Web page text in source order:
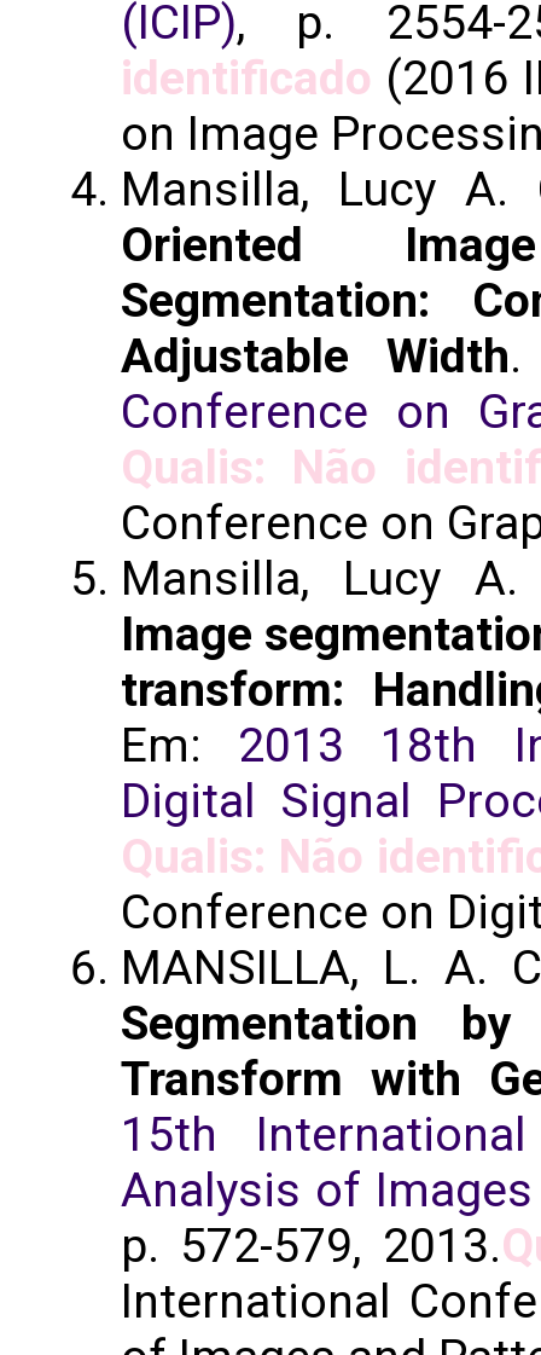
(ICIP), p. 2554-
identificado (2016
on Image
Mansilla, Lucy A.
Oriented
Segmentation:
Adjustable Width
Conference on
Qualis: Não
Conference on
Mansilla, Lucy A.
Image
transform:
Em: 2013 18th
Digital Signal
Qualis: Não
Conference on
MANSILLA, L. A.
Segmentation
Transform with
15th
Analysis of
p. 572-579, 2013.
International